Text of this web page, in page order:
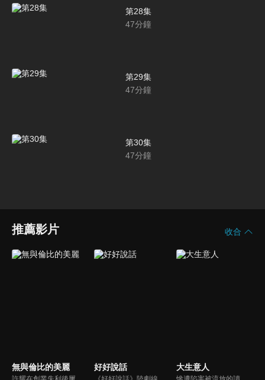
第28集
47分鐘
第29集
47分鐘
第30集
47分鐘
推薦影片 收合
無與倫比的美麗 好好說話 大生意人